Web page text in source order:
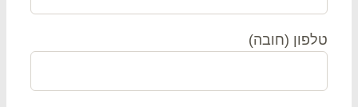
(חובה)